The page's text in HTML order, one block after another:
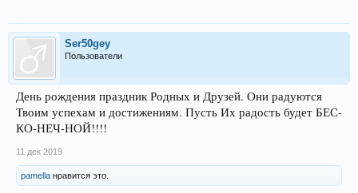
Ser50gey
Пользователи
День рождения праздник Родных и Друзей. Они радуются
Твоим успехам и достижениям. Пусть Их радость будет БЕС-
КО-НЕЧ-НОЙ!!!!
11 дек 2019
pamella нравится это.